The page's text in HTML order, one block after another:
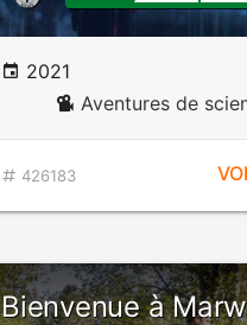
2021
Aventures de
426183
Bienvenue à